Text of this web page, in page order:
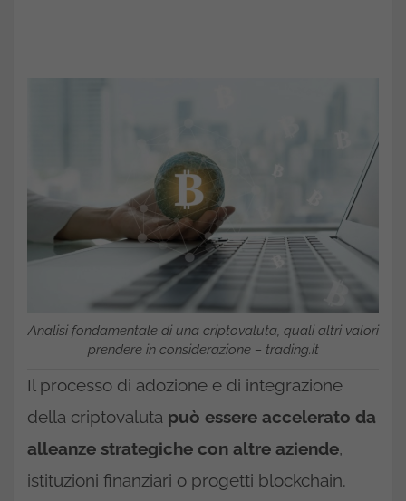
Analisi fondamentale di una criptovaluta, quali altri valori
prendere in considerazione – trading.it
Il processo di adozione e di integrazione
della criptovaluta può essere accelerato da
alleanze strategiche con altre aziende,
istituzioni finanziari o progetti blockchain.